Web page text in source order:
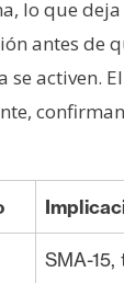
lo que
antes de
activen.
SMA-